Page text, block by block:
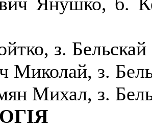
з.
Миколай, з.
Михал, з.